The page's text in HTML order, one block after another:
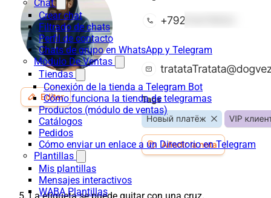
Chat
Crear chat
Filtrado de chats
Perfil de contacto
Chats de grupo en WhatsApp y Telegram
Módulo De Ventas
Tiendas
Conexión de la tienda a Telegram Bot
Cómo funciona la tienda de telegramas
Productos (módulo de ventas)
Catálogos
Pedidos
Cómo enviar un enlace a un Directorio en Telegram
Plantillas
Mis plantillas
Mensajes interactivos
WABA Plantillas